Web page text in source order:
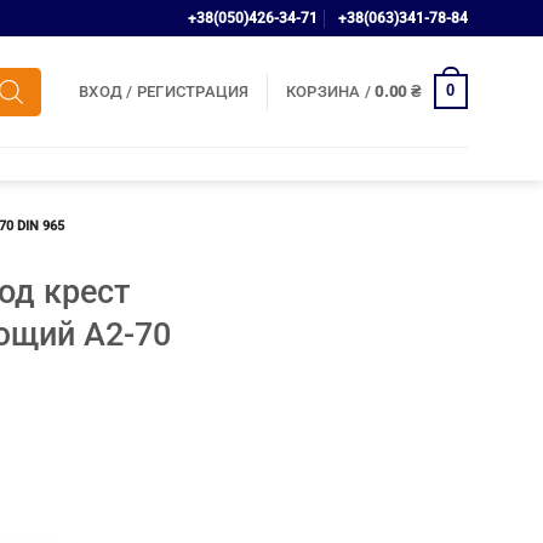
+38(050)426-34-71 +38(063)341-78-84
ВХОД / РЕГИСТРАЦИЯ КОРЗИНА /0.00 ₴ 0
DIN 965
крест
A2-70